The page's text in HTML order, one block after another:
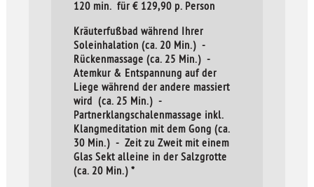
120 min. für € 129,90 p. Person
Kräuterfußbad während Ihrer
Soleinhalation (ca. 20 Min.) -
Rückenmassage (ca. 25 Min.) -
Atemkur & Entspannung auf der
Liege während der andere massiert
wird (ca. 25 Min.) -
Partnerklangschalenmassage inkl.
Klangmeditation mit dem Gong (ca.
30 Min.) - Zeit zu Zweit mit einem
Glas Sekt alleine in der Salzgrotte
(ca. 20 Min.) *